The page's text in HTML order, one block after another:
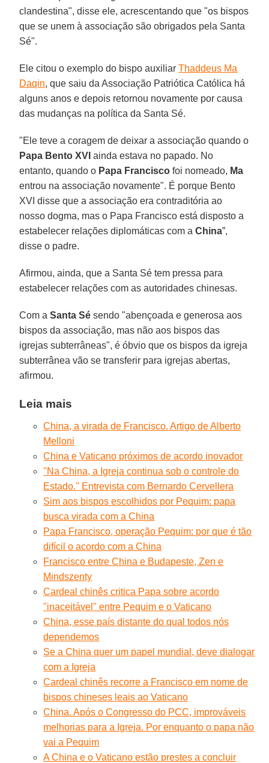
clandestina", disse ele, acrescentando que "os bispos
que se unem à associação são obrigados pela Santa
Sé".
Ele citou o exemplo do bispo auxiliarThaddeus Ma
Daqin, que saiu da Associação Patriótica Católica há
alguns anos e depois retornou novamente por causa
das mudanças na política da Santa Sé.
"Ele teve a coragem de deixar a associação quando o
Papa Bento XVI ainda estava no papado. No
entanto, quando o Papa Francisco foi nomeado, Ma
entrou na associação novamente". É porque Bento
XVI disse que a associação era contraditória ao
nosso dogma, mas o Papa Francisco está disposto a
estabelecer relações diplomáticas com aChina”,
disse o padre.
Afirmou, ainda, que a Santa Sé tem pressa para
estabelecer relações com as autoridades chinesas.
Com aSanta Sé sendo "abençoada e generosa aos
bispos da associação, mas não aos bispos das
igrejas subterrâneas", é óbvio que os bispos da igreja
subterrânea vão se transferir para igrejas abertas,
afirmou.
Leia mais
China, a virada de Francisco. Artigo de Alberto
Melloni
China e Vaticano próximos de acordo inovador
''Na China, a Igreja continua sob o controle do
Estado.'' Entrevista com Bernardo Cervellera
Sim aos bispos escolhidos por Pequim: papa
busca virada com a China
Papa Francisco, operação Pequim: por que é tão
difícil o acordo com a China
Francisco entre China e Budapeste, Zen e
Mindszenty
Cardeal chinês critica Papa sobre acordo
"inaceitável" entre Pequim e o Vaticano
China, esse país distante do qual todos nós
dependemos
Se a China quer um papel mundial, deve dialogar
com a Igreja
Cardeal chinês recorre a Francisco em nome de
bispos chineses leais ao Vaticano
China. Após o Congresso do PCC, improváveis
melhorias para a Igreja. Por enquanto o papa não
vai a Pequim
A China e o Vaticano estão prestes a concluir